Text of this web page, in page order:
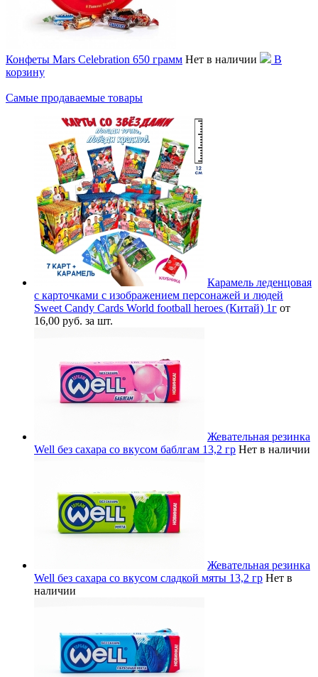
Конфеты Mars Celebration 650 грамм Нет в наличии
В
корзину
Самые продаваемые товары
Карамель леденцовая
с карточками с изображением персонажей и людей
Sweet Candy Cards World football heroes (Китай) 1г от
16,00 руб. за шт.
Жевательная резинка
Well без сахара со вкусом баблгам 13,2 гр Нет в наличии
Жевательная резинка
Well без сахара со вкусом сладкой мяты 13,2 гр Нет в
наличии